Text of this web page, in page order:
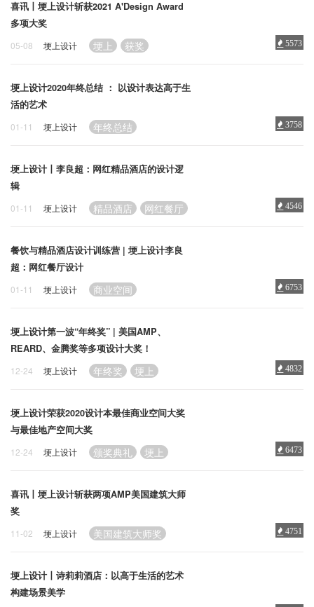
企业会员
关于投稿
关于我们
联系我们
喜讯丨埂上设计斩获2021 A'Design Award
多项大奖
05-08 埂上设计 埂上 获奖 5573
埂上设计2020年终总结 ： 以设计表达高于生
活的艺术
01-11 埂上设计 年终总结 3758
埂上设计丨李良超：网红精品酒店的设计逻
辑
01-11 埂上设计 精品酒店 网红餐厅 4546
餐饮与精品酒店设计训练营 | 埂上设计李良
超：网红餐厅设计
01-11 埂上设计 商业空间 6753
埂上设计第一波“年终奖” | 美国AMP、
REARD、金腾奖等多项设计大奖！
12-24 埂上设计 年终奖 埂上 4832
埂上设计荣获2020设计本最佳商业空间大奖
与最佳地产空间大奖
12-24 埂上设计 颁奖典礼 埂上 6473
喜讯丨埂上设计斩获两项AMP美国建筑大师
奖
11-02 埂上设计 美国建筑大师奖 4751
埂上设计丨诗莉莉酒店：以高于生活的艺术
构建场景美学